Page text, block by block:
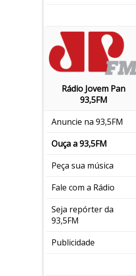
Rádio Jovem Pan
93,5FM
Anuncie na 93,5FM
Ouça a 93,5FM
Peça sua música
Fale com a Rádio
Seja repórter da
93,5FM
Publicidade